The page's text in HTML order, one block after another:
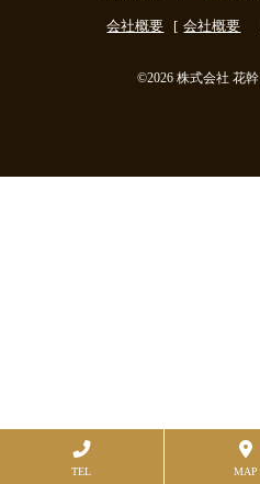
会社概要 会社概要
©2026 株式会社 花幹
TEL MAP